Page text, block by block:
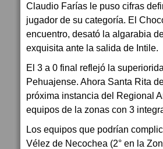
Claudio Farías le puso cifras
jugador de su categoría. El
encuentro, desató la algarabia
exquisita ante la salida de Intile.
El 3 a 0 final reflejó la
Pehuajense. Ahora Santa Rita
próxima instancia del Regional
equipos de la zonas con 3
Los equipos que podrían
Vélez de Necochea (2° en la